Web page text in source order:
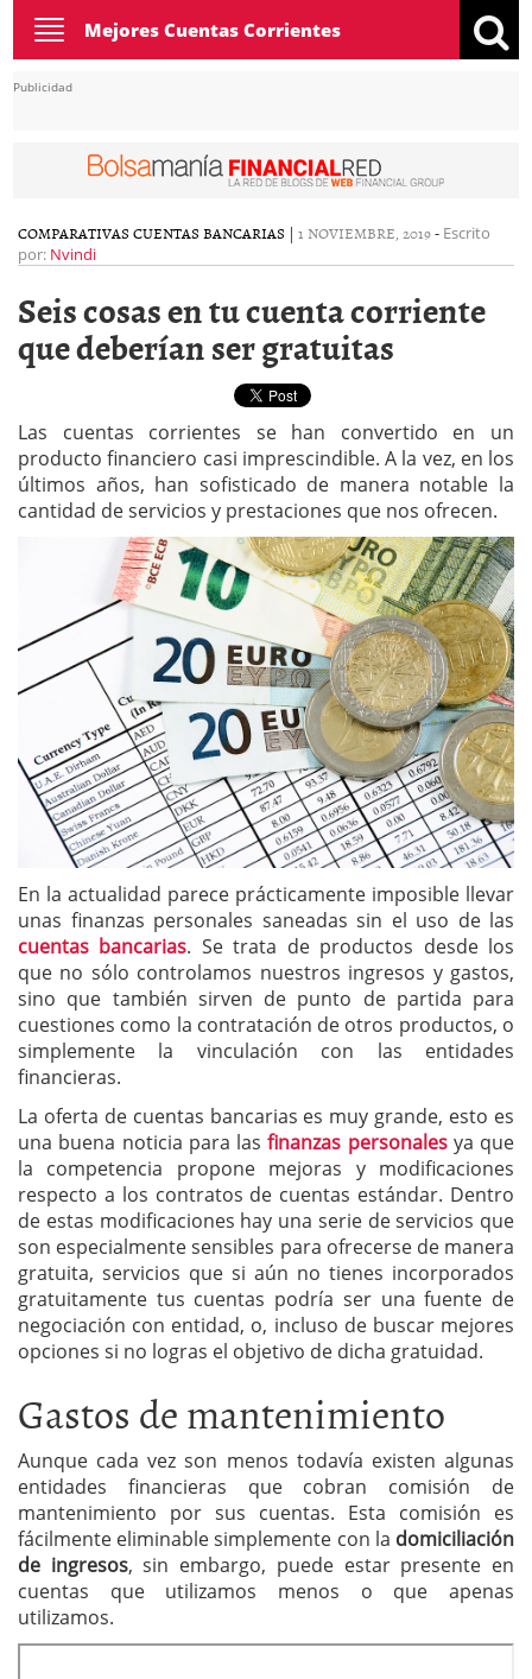
Toggle
navigation
Mejores Cuentas Corrientes
Publicidad
COMPARATIVAS CUENTAS BANCARIAS | 1 NOVIEMBRE, 2019- Escrito
por: Nvindi
Seis cosas en tu cuenta corriente
que deberían ser gratuitas
Las cuentas corrientes se han convertido en un
producto financiero casi imprescindible. A la vez, en los
últimos años, han sofisticado de manera notable la
cantidad de servicios y prestaciones que nos ofrecen.
En la actualidad parece prácticamente imposible llevar
unas finanzas personales saneadas sin el uso de las
cuentas bancarias. Se trata de productos desde los
que no sólo controlamos nuestros ingresos y gastos,
sino que también sirven de punto de partida para
cuestiones como la contratación de otros productos, o
simplemente la vinculación con las entidades
financieras.
La oferta de cuentas bancarias es muy grande, esto es
una buena noticia para lasfinanzas personalesya que
la competencia propone mejoras y modificaciones
respecto a los contratos de cuentas estándar. Dentro
de estas modificaciones hay una serie de servicios que
son especialmente sensibles para ofrecerse de manera
gratuita, servicios que si aún no tienes incorporados
gratuitamente tus cuentas podría ser una fuente de
negociación con entidad, o, incluso de buscar mejores
opciones si no logras el objetivo de dicha gratuidad.
Gastos de mantenimiento
Aunque cada vez son menos todavía existen algunas
entidades financieras que cobran comisión de
mantenimiento por sus cuentas. Esta comisión es
fácilmente eliminable simplemente con la domiciliación
de ingresos, sin embargo, puede estar presente en
cuentas que utilizamos menos o que apenas
utilizamos.